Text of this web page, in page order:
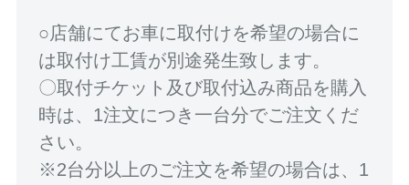
○店舗にてお車に取付けを希望の場合に
は取付け工賃が別途発生致します。
〇取付チケット及び取付込み商品を購入
時は、1注文につき一台分でご注文くだ
さい。
※2台分以上のご注文を希望の場合は、1